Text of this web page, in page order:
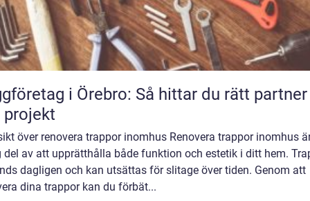
i Örebro: Så hittar du rätt
över renovera trappor inomhus Renovera trappor inomhus
del av att upprätthålla både funktion och estetik i ditt hem.
dagligen och kan utsättas för slitage över tiden. Genom att
dina trappor kan du förbät...